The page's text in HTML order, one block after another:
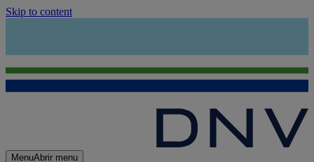
Skip to content
MenuAbrir menu